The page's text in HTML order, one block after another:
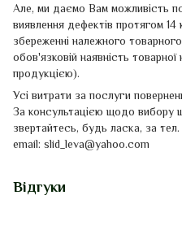
Але, ми даємо Вам можливість
виявлення дефектів протягом 14
збереженні належного товарного
обов'язковій наявність товарної
продукцією).
Усі витрати за послуги
За консультацією щодо вибору
звертайтесь, будь ласка, за
email: slid_leva@yahoo.com
Відгуки